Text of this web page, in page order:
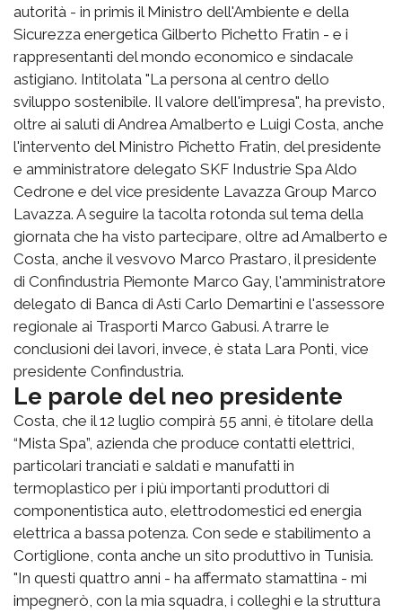
autorità - in primis il Ministro dell'Ambiente e della
Sicurezza energetica Gilberto Pichetto Fratin - e i
rappresentanti del mondo economico e sindacale
astigiano. Intitolata "La persona al centro dello
sviluppo sostenibile. Il valore dell'impresa", ha previsto,
oltre ai saluti di Andrea Amalberto e Luigi Costa, anche
l'intervento del Ministro Pichetto Fratin, del presidente
e amministratore delegato SKF Industrie Spa Aldo
Cedrone e del vice presidente Lavazza Group Marco
Lavazza. A seguire la tacolta rotonda sul tema della
giornata che ha visto partecipare, oltre ad Amalberto e
Costa, anche il vesvovo Marco Prastaro, il presidente
di Confindustria Piemonte Marco Gay, l'amministratore
delegato di Banca di Asti Carlo Demartini e l'assessore
regionale ai Trasporti Marco Gabusi. A trarre le
conclusioni dei lavori, invece, è stata Lara Ponti, vice
presidente Confindustria.
Le parole del neo presidente
Costa, che il 12 luglio compirà 55 anni, è titolare della
“Mista Spa”, azienda che produce contatti elettrici,
particolari tranciati e saldati e manufatti in
termoplastico per i più importanti produttori di
componentistica auto, elettrodomestici ed energia
elettrica a bassa potenza. Con sede e stabilimento a
Cortiglione, conta anche un sito produttivo in Tunisia.
"In questi quattro anni - ha affermato stamattina - mi
impegnerò, con la mia squadra, i colleghi e la struttura